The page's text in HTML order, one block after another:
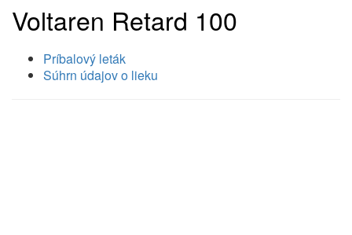
Voltaren Retard 100
Príbalový leták
Súhrn údajov o lieku